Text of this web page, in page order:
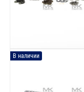
В наличии